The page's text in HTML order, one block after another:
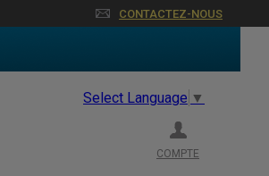
CONTACTEZ-NOUS
Select Language ▼
COMPTE